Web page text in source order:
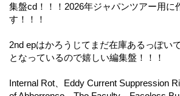
集盤cd！！！2026年ジャパンツアー用に
す！！！
2nd epはかろうじてまだ在庫あるっぽい
となっているので嬉しい編集盤！！！
Internal Rot、Eddy Current Suppression